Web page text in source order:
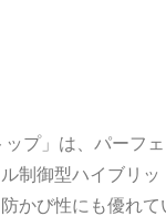
ップ」は、パーフ
制御型ハイブリ
かび性にも優れ